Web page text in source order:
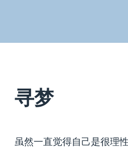
寻梦
虽然一直觉得自己是很理